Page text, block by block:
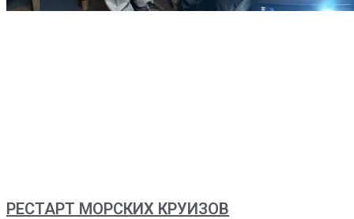
РЕСТАРТ МОРСКИХ КРУИЗОВ